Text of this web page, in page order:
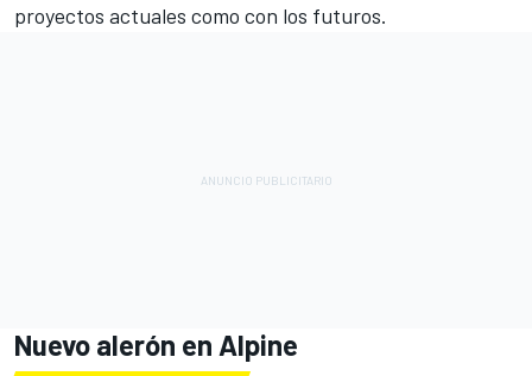
proyectos actuales como con los futuros.
Nuevo alerón en Alpine